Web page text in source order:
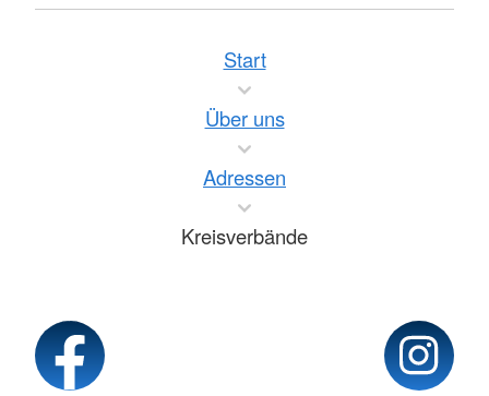
Start
Über uns
Adressen
Kreisverbände